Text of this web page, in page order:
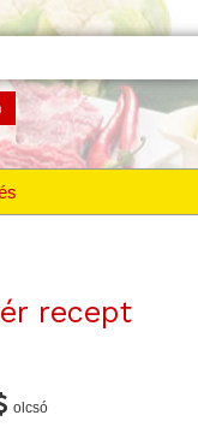
recept
olcsó